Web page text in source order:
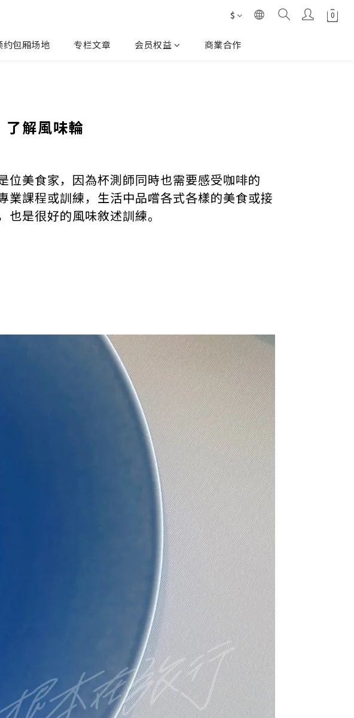
$
约包厢场地 专栏文章 会员权益 商業合作
了解風味輪
美食家，因為杯測師同時也需要感受咖啡的
業課程或訓練，生活中品嚐各式各樣的美食或接
是很好的風味敘述訓練。